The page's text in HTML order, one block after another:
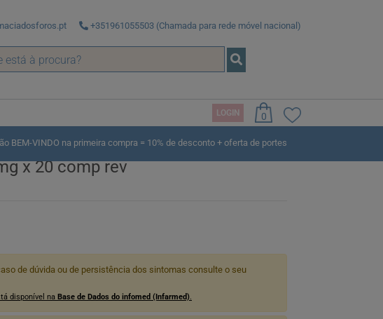
+351961055503 (Chamada para rede móvel nacional)
LOGIN 0
BEM-VINDO na primeira compra = 10% de desconto + oferta de portes
x 20 comp rev
de dúvida ou de persistência dos sintomas consulte o seu
disponível na Base de Dados do infomed (Infarmed).